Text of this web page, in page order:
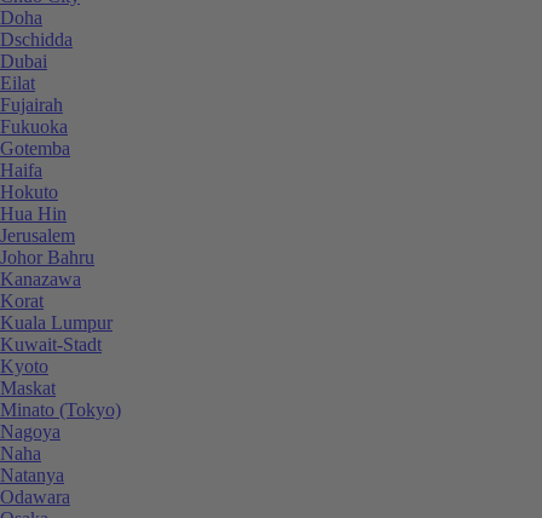
Doha
Dschidda
Dubai
Eilat
Fujairah
Fukuoka
Gotemba
Haifa
Hokuto
Hua Hin
Jerusalem
Johor Bahru
Kanazawa
Korat
Kuala Lumpur
Kuwait-Stadt
Kyoto
Maskat
Minato (Tokyo)
Nagoya
Naha
Natanya
Odawara